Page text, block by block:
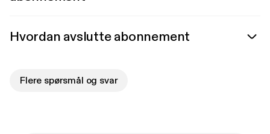
Hvordan avslutte abonnement
Flere spørsmål og svar